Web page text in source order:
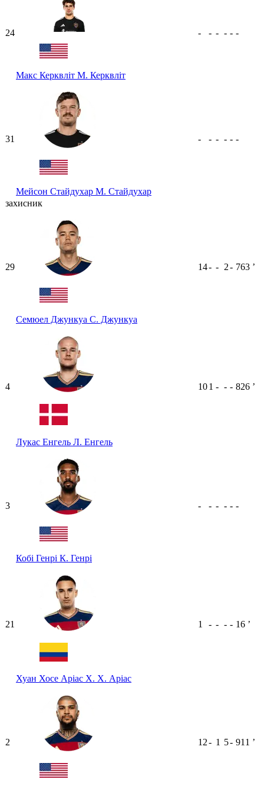
24
Макс Керквліт М. Керквліт
- - - - - -
31
Мейсон Стайдухар М. Стайдухар
- - - - - -
захисник
29
Семюел Джункуа С. Джункуа
14- - 2- 763 ʼ
4
Лукас Енгель Л. Енгель
101 - - - 826 ʼ
3
Кобі Генрі К. Генрі
- - - - - -
21
Хуан Хосе Аріас Х. Х. Аріас
1 - - - - 16 ʼ
2 12- 1 5- 911 ʼ